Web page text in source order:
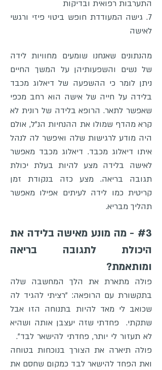
התערבות רפואית ובדיקות
7. גישה המעודדת חופש ביטוי פיזי ורגשי
לאישה
מהנתונים שאנחנו שומעים מחוויות לידה
של נשים והשפעותיהן על המשך החיים
ניתן לומר כי ההשפעה של דיאלוג מכבד
בלידה על חייה של אישה הוא רחב מכפי
שאפשר לתאר. הרופא בלידה של רונית לא
קרא מהדף שמולו את ההנחיות הנ"ל, אולם
היה מודע לרגישות שלה ואיפשר לה לנהל
איתו דיאלוג מכבד. דיאלוג מכבד מאפשר
לאישה בלידה מצע להיות בעלת יכולת
תגובה בריאה. מצע כזה בנקודת זמן
קריטית כמו לידה לעיתים אפילו מאפשר
תהליך מבריא.
#3 - מה מונע מאישה בלידה את
היכולת לתגובה בריאה
ומותאמת?
פולה מתארת את הלך המחשבה שלה
בתקשורת עם הרופאה: "רציתי להגיד לה
שכואב לי מאד להיות בתנוחה הזו אבל
שתקתי. פחדתי שזה יעצבן אותה ושהיא
לא תעזור לי יותר, פחדתי להישאר לבד".
פולה תיארה את הצורך בנוכחות בטוחה
ואת הפחד להישאר לבד כמקום שחסם את